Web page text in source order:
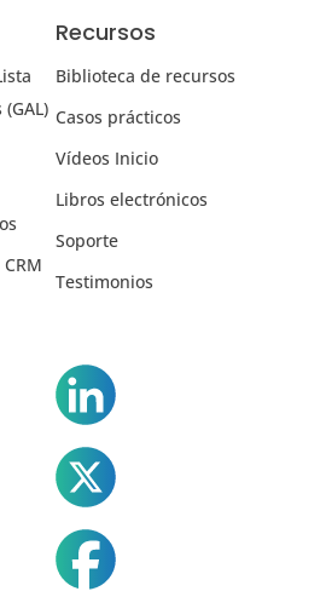
Recursos
Biblioteca de recursos
Casos prácticos
Vídeos Inicio
Libros electrónicos
Soporte
Testimonios